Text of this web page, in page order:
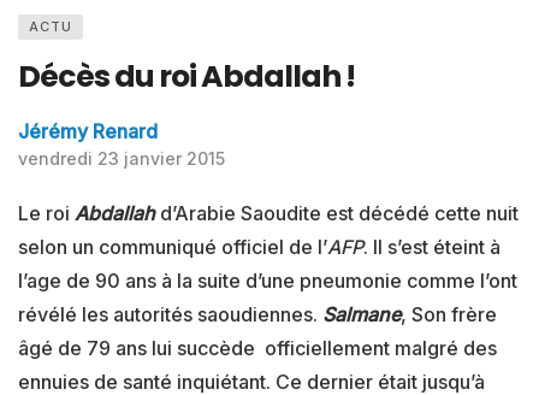
ACTU
Décès du roi Abdallah !
Jérémy Renard
vendredi 23 janvier 2015
Le roi Abdallahd’Arabie Saoudite est décédé cette nuit
selon un communiqué officiel de l’AFP. Il s’est éteint à
l’age de 90 ans à la suite d’une pneumonie comme l’ont
révélé les autorités saoudiennes. Salmane, Son frère
âgé de 79 ans lui succède officiellement malgré des
ennuies de santé inquiétant. Ce dernier était jusqu’à